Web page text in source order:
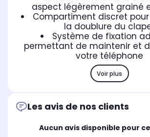
aspect légèrement grainé
Compartiment discret
la doublure du
Système de fixation
permettant de maintenir et
votre téléphone
Voir plus
Les avis de nos clients
Aucun avis disponible pour